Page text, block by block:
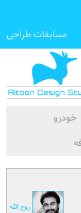
مسابقات طراحی
خودرو
روح الله